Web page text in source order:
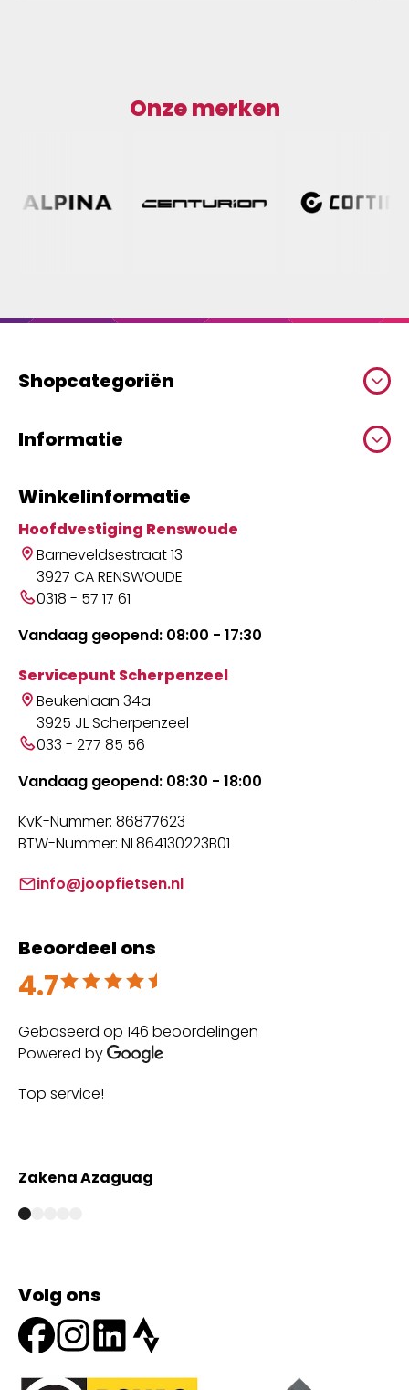
Onze merken
Shopcategoriën
Informatie
Winkelinformatie
Hoofdvestiging Renswoude
Barneveldsestraat 13
3927 CA RENSWOUDE
0318 - 57 17 61
Vandaag geopend: 08:00 - 17:30
Servicepunt Scherpenzeel
Beukenlaan 34a
3925 JL Scherpenzeel
033 - 277 85 56
Vandaag geopend: 08:30 - 18:00
KvK-Nummer: 86877623
BTW-Nummer: NL864130223B01
info@joopfietsen.nl
Beoordeel ons
4.7
Beoordeeld met 4.7 uit 5
Gebaseerd op 146 beoordelingen
Powered by
Top service!
Zakena Azaguag
Volg ons